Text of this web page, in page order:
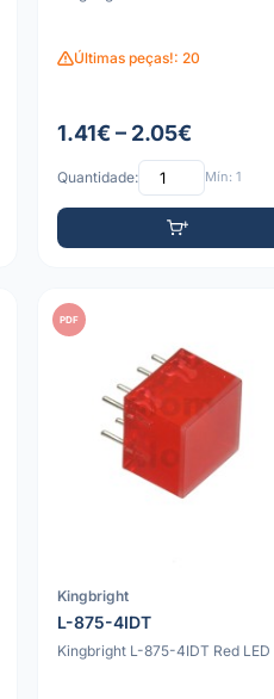
Últimas peças!: 20
1.41€ – 2.05€
Quantidade: Mín: 1
PDF
Kingbright
L-875-4IDT
Kingbright L-875-4IDT Red LED